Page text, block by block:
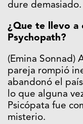
dure demasiado.
¿Que te llevo a
Psychopath?
(Emina Sonnad)
pareja rompió
abandonó el
lo que alguna
Psicópata fue
misterio.